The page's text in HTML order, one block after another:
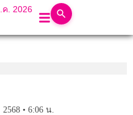
ค. 2026
• 6:06 น.